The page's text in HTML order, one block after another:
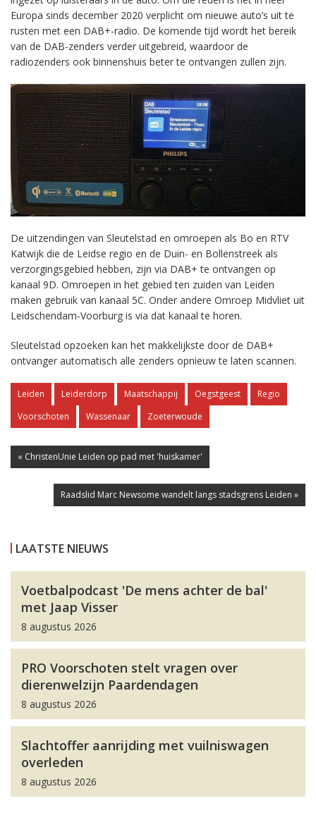
Europa sinds december 2020 verplicht om nieuwe auto’s uit te
rusten met een DAB+-radio. De komende tijd wordt het bereik
van de DAB-zenders verder uitgebreid, waardoor de
radiozenders ook binnenshuis beter te ontvangen zullen zijn.
De uitzendingen van Sleutelstad en omroepen als Bo en RTV
Katwijk die de Leidse regio en de Duin- en Bollenstreek als
verzorgingsgebied hebben, zijn via DAB+ te ontvangen op
kanaal 9D. Omroepen in het gebied ten zuiden van Leiden
maken gebruik van kanaal 5C. Onder andere Omroep Midvliet uit
Leidschendam-Voorburg is via dat kanaal te horen.
Sleutelstad opzoeken kan het makkelijkste door de DAB+
ontvanger automatisch alle zenders opnieuw te laten scannen.
Leiden Leiderdorp Maatschappij Oegstgeest
Regio
Voorschoten
Wassenaar Zoeterwoude
« ChristenUnie Leiden op pad met 'huiskamer'
Raadslid Marc Newsome wandelt langs stadsgrens Leiden »
LAATSTE NIEUWS
Voetbalpodcast 'De mens achter de bal'
met Jaap Visser
8 augustus 2026
PRO Voorschoten stelt vragen over
dierenwelzijn Paardendagen
8 augustus 2026
Slachtoffer aanrijding met vuilniswagen
overleden
8 augustus 2026